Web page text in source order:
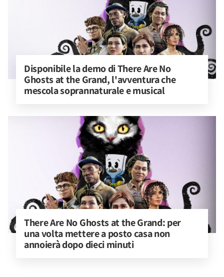
Disponibile la demo di There Are No
Ghosts at the Grand, l'avventura che
mescola soprannaturale e musical
There Are No Ghosts at the Grand: per
una volta mettere a posto casa non
annoierà dopo dieci minuti